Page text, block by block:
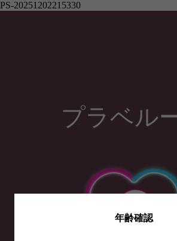
年齢確認
PS-20251202215330
プラベル